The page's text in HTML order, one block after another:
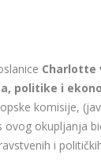
Charlotte
politike i
komisije,
ovog okupljanja
i